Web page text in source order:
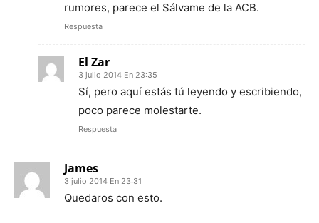
rumores, parece el Sálvame de la ACB.
Respuesta
El Zar
3 julio 2014 En 23:35
Sí, pero aquí estás tú leyendo y escribiendo,
poco parece molestarte.
Respuesta
James
3 julio 2014 En 23:31
Quedaros con esto.